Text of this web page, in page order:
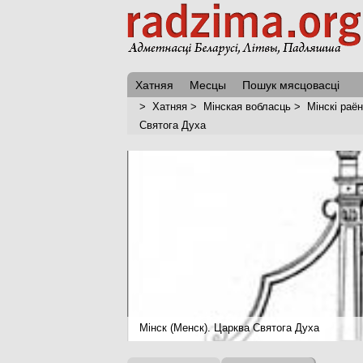
Хатняя Месцы Пошук мясцовасці
> Хатняя > Мінская вобласць >
Мінскі раён
Святога Духа
Мінск (Менск). Царква Святога Духа